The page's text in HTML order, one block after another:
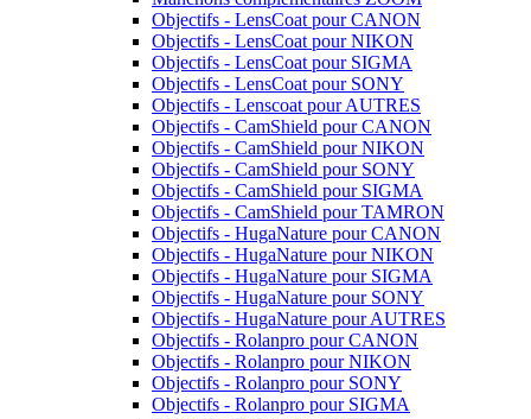
Objectifs - LensCoat pour CANON
Objectifs - LensCoat pour NIKON
Objectifs - LensCoat pour SIGMA
Objectifs - LensCoat pour SONY
Objectifs - Lenscoat pour AUTRES
Objectifs - CamShield pour CANON
Objectifs - CamShield pour NIKON
Objectifs - CamShield pour SONY
Objectifs - CamShield pour SIGMA
Objectifs - CamShield pour TAMRON
Objectifs - HugaNature pour CANON
Objectifs - HugaNature pour NIKON
Objectifs - HugaNature pour SIGMA
Objectifs - HugaNature pour SONY
Objectifs - HugaNature pour AUTRES
Objectifs - Rolanpro pour CANON
Objectifs - Rolanpro pour NIKON
Objectifs - Rolanpro pour SONY
Objectifs - Rolanpro pour SIGMA